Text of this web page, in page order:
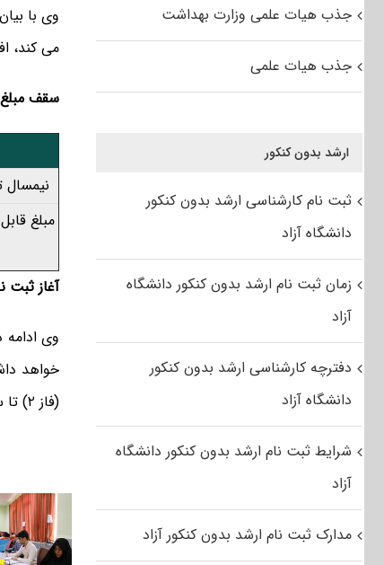
وی با
می کند،
سقف مبلغ
مبلغ
آغاز ثبت
خواهد
(فاز ۲) تا سقف اعتبار پیش بینی شده نسبت به ثبت نام دانشجویان متقاضی واجد شرایط اقدام کنند.
جذب هیات علمی وزارت بهداشت
جذب هیات علمی
ارشد بدون کنکور
ثبت نام کارشناسی ارشد بدون کنکور
دانشگاه آزاد
زمان ثبت نام ارشد بدون کنکور دانشگاه
آزاد
دفترچه کارشناسی ارشد بدون کنکور
دانشگاه آزاد
شرایط ثبت نام ارشد بدون کنکور دانشگاه
آزاد
مدارک ثبت نام ارشد بدون کنکور آزاد